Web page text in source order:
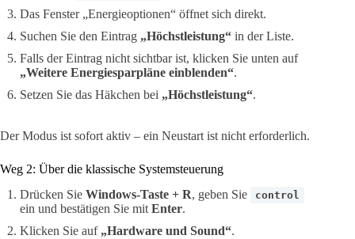
Das Fenster „Energieoptionen“ öffnet sich direkt.
Suchen Sie den Eintrag „Höchstleistung“ in der Liste.
Falls der Eintrag nicht sichtbar ist, klicken Sie unten auf
„Weitere Energiesparpläne einblenden“.
Setzen Sie das Häkchen bei „Höchstleistung“.
Der Modus ist sofort aktiv – ein Neustart ist nicht erforderlich.
Weg 2: Über die klassische Systemsteuerung
Drücken Sie Windows-Taste + R, geben Sie control
ein und bestätigen Sie mit Enter.
Klicken Sie auf „Hardware und Sound“.